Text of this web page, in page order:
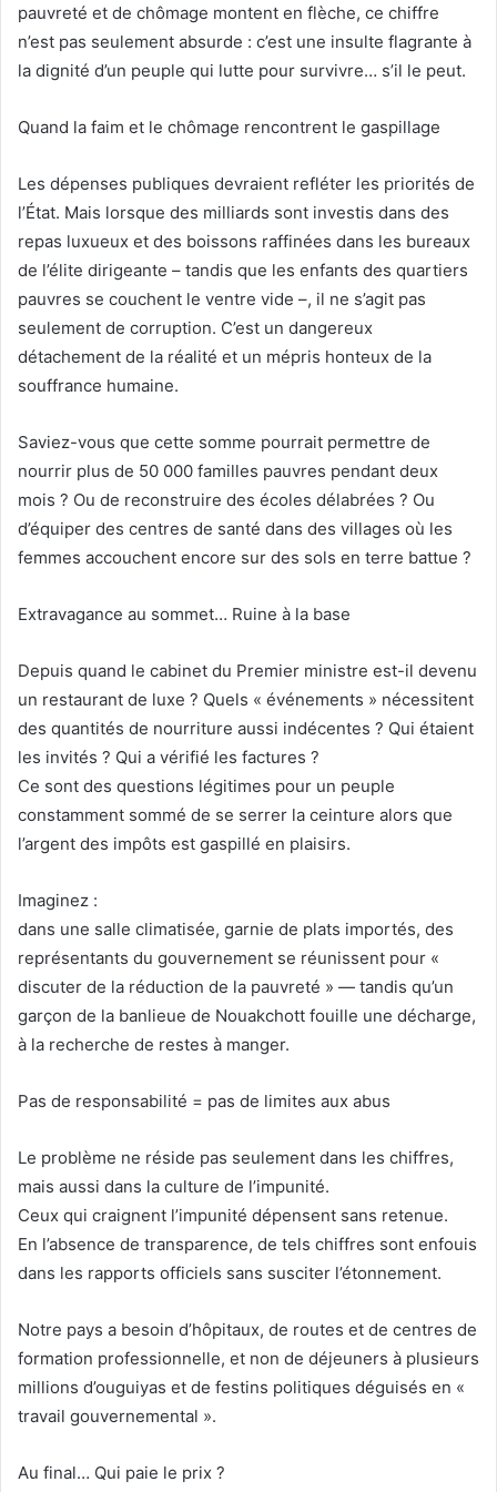
pauvreté et de chômage montent en flèche, ce chiffre
n’est pas seulement absurde : c’est une insulte flagrante à
la dignité d’un peuple qui lutte pour survivre… s’il le peut.
Quand la faim et le chômage rencontrent le gaspillage
Les dépenses publiques devraient refléter les priorités de
l’État. Mais lorsque des milliards sont investis dans des
repas luxueux et des boissons raffinées dans les bureaux
de l’élite dirigeante – tandis que les enfants des quartiers
pauvres se couchent le ventre vide –, il ne s’agit pas
seulement de corruption. C’est un dangereux
détachement de la réalité et un mépris honteux de la
souffrance humaine.
Saviez-vous que cette somme pourrait permettre de
nourrir plus de 50 000 familles pauvres pendant deux
mois ? Ou de reconstruire des écoles délabrées ? Ou
d’équiper des centres de santé dans des villages où les
femmes accouchent encore sur des sols en terre battue ?
Extravagance au sommet… Ruine à la base
Depuis quand le cabinet du Premier ministre est-il devenu
un restaurant de luxe ? Quels « événements » nécessitent
des quantités de nourriture aussi indécentes ? Qui étaient
les invités ? Qui a vérifié les factures ?
Ce sont des questions légitimes pour un peuple
constamment sommé de se serrer la ceinture alors que
l’argent des impôts est gaspillé en plaisirs.
Imaginez :
dans une salle climatisée, garnie de plats importés, des
représentants du gouvernement se réunissent pour «
discuter de la réduction de la pauvreté » — tandis qu’un
garçon de la banlieue de Nouakchott fouille une décharge,
à la recherche de restes à manger.
Pas de responsabilité = pas de limites aux abus
Le problème ne réside pas seulement dans les chiffres,
mais aussi dans la culture de l’impunité.
Ceux qui craignent l’impunité dépensent sans retenue.
En l’absence de transparence, de tels chiffres sont enfouis
dans les rapports officiels sans susciter l’étonnement.
Notre pays a besoin d’hôpitaux, de routes et de centres de
formation professionnelle, et non de déjeuners à plusieurs
millions d’ouguiyas et de festins politiques déguisés en «
travail gouvernemental ».
Au final… Qui paie le prix ?